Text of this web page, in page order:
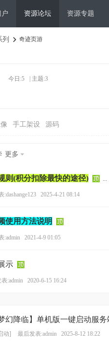
户 资源论坛 资源专题
列
›
奇迹页游
今日:5 主题:3
手工架设 源码
更多
则(积分扣除最快的途径) ...
:dashange123 2025-4-21 08:14
使用方法说明
:admin 2021-4-9 01:05
示
:admin 2020-6-15 16:24
幻降临】单机版一键启动服
动] 最后发表:admin 2025-8-12 18:22